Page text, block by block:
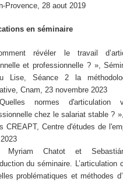
Provence, 28 aout 2019
en séminaire
révéler le travail
et professionnelle ? »,
Lise, Séance 2 la
Cnam, 23 novembre 2023
Quelles normes
chez le salariat stable ?
CREAPT, Centre d'études de
Myriam Chatot et
du séminaire.
problématiques et méthodes